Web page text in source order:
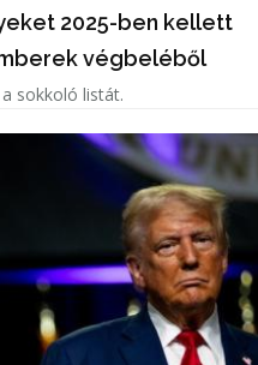
2025-ben kellett
végbeléből
sokkoló listát.